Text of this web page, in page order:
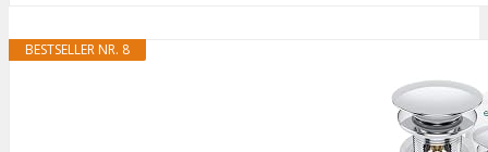
BESTSELLER NR. 8